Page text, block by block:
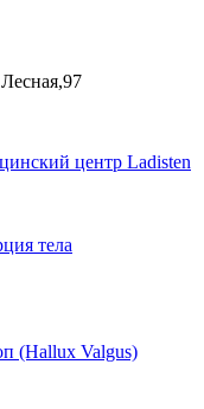
тела
(Hallux Valgus)